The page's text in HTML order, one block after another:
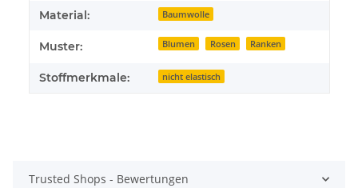
Material: Baumwolle
Muster: Blumen Rosen Ranken
Stoffmerkmale: nicht elastisch
Trusted Shops - Bewertungen